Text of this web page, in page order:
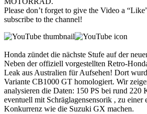
Please don’t forget to give the Video a
subscribe to the channel!
Honda zündet die nächste Stufe auf der
Neben der offiziell vorgestellten Retro-
Leak aus Australien für Aufsehen! Dort
Variante CB1000 GT homologiert. Wir
analysieren die Daten: 150 PS bei rund 220
eventuell mit Schräglagensensorik , zu einer
Konkurrenz wie die Suzuki GX machen.